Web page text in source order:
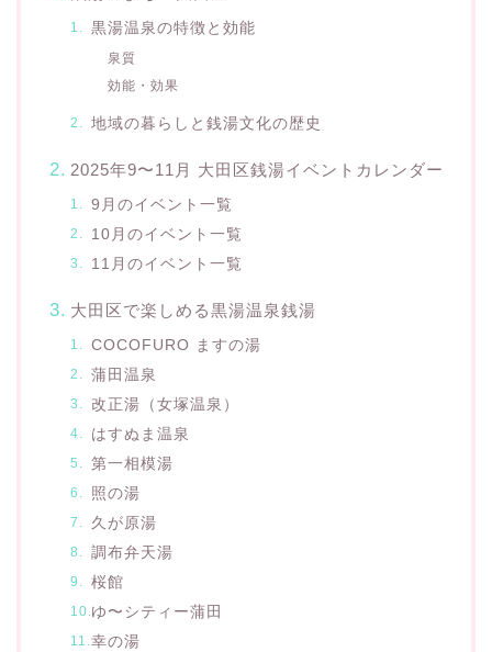
黒湯温泉の特徴と効能
泉質
効能・効果
地域の暮らしと銭湯文化の歴史
2025年9〜11月 大田区銭湯イベントカレンダー
9月のイベント一覧
10月のイベント一覧
11月のイベント一覧
大田区で楽しめる黒湯温泉銭湯
COCOFURO ますの湯
蒲田温泉
改正湯（女塚温泉）
はすぬま温泉
第一相模湯
照の湯
久が原湯
調布弁天湯
桜館
ゆ〜シティー蒲田
幸の湯